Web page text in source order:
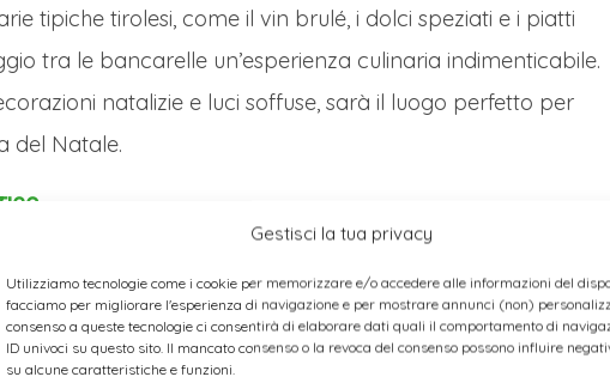
Gestisci la tua privacy
Utilizziamo tecnologie come i cookie per memorizzare e/o accedere alle informazioni del
facciamo per migliorare l'esperienza di navigazione e per mostrare annunci (non)
consenso a queste tecnologie ci consentirà di elaborare dati quali il comportamento di
ID univoci su questo sito. Il mancato consenso o la revoca del consenso possono influire
su alcune caratteristiche e funzioni.
tipiche tirolesi, come il vin brulé, i dolci speziati e i piatti
tra le bancarelle un’esperienza culinaria indimenticabile.
natalizie e luci soffuse, sarà il luogo perfetto per
del Natale.
significa vivere un’esperienza autentica, dove la
una tradizione secolare. Ogni sera, potrai passeggiare tra
da suoni, profumi e sapori che ti faranno sentire